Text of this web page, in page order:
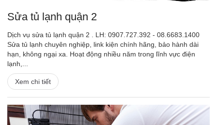
Sửa tủ lạnh quận 2
Dịch vụ sửa tủ lạnh quận 2 . LH: 0907.727.392 - 08.6683.1400
Sửa tủ lạnh chuyên nghiệp, link kiện chính hãng, bảo hành dài
hạn, không ngại xa. Hoạt động nhiều năm trong lĩnh vực điện
lạnh,...
Xem chi tiết